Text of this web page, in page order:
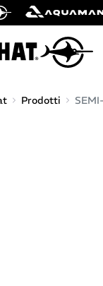
e Aquaman
Prodotti